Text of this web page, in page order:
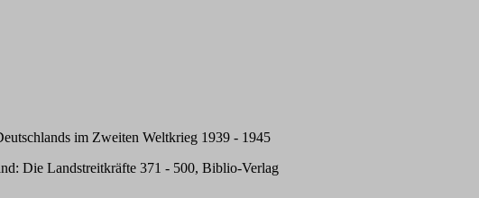
im Zweiten Weltkrieg 1939 - 1945
Die Landstreitkräfte 371 - 500, Biblio-Verlag